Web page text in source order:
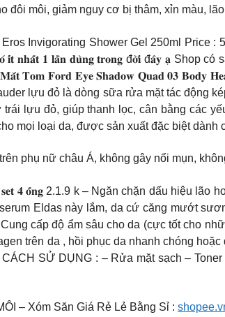
đôi môi, giảm nguy cơ bị thâm, xỉn màu,
Invigorating Shower Gel 250ml Price
𝐧𝐡𝐚̂́𝐭 𝟏 𝐥𝐚̂̀𝐧 𝐝𝐮̀𝐧𝐠 𝐭𝐫𝐨𝐧𝐠 đ𝐨̛̀𝐢 đ𝐚̂𝐲 𝐚̣ Shop
𝐓𝐨𝐦 𝐅𝐨𝐫𝐝 𝐄𝐲𝐞 𝐒𝐡𝐚𝐝𝐨𝐰 𝐐𝐮𝐚𝐝 𝟎𝟑 𝐁𝐨𝐝𝐲
lựu đỏ là dòng sữa rửa mặt tác động
trái lựu đỏ, giúp thanh lọc, cân bằng các
mọi loại da, được sản xuất đặc biệt
phụ nữ châu Á, không gây nổi mụn,
𝟒 𝐨̂́𝐧𝐠 2.1.9 k – Ngăn chặn dấu hiệu lão
Eldas này lắm, da cứ căng mướt
cấp độ ẩm sâu cho da (cực tốt cho
trên da , hồi phục da nhanh chóng
SỬ DỤNG : – Rửa mặt sạch –
– Xóm Săn Giá Rẻ Lẻ Bằng Sỉ :